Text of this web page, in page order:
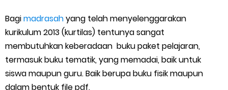
Cara Install Aplikasi Exam Browser Client TKA 2026
Juknis Pembayaran TPG Guru Madrasah 2026
Pelatihan MOOC Pintar Kemenag Periode Maret 2026
Bagimadrasahyang telah menyelenggarakan
kurikulum 2013 (kurtilas) tentunya sangat
membutuhkan keberadaan buku paket pelajaran,
termasuk buku tematik, yang memadai, baik untuk
siswa maupun guru. Baik berupa buku fisik maupun
dalam bentuk file pdf.